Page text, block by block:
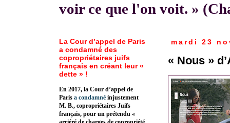
voir ce que l'on voit. »
mardi 23
« Nous »
La Cour d’appel de Paris
a condamné des
copropriétaires juifs
français en créant leur «
dette » !
En 2017, la Cour d’appel de
Paris a condamné injustement
M. B., copropriétaires Juifs
français, pour un prétendu «